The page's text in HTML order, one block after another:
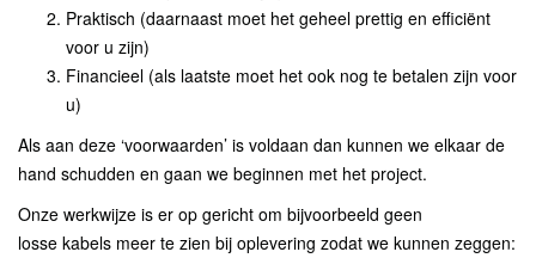
Praktisch (daarnaast moet het geheel prettig en efficiënt
voor u zijn)
Financieel (als laatste moet het ook nog te betalen zijn voor
u)
Als aan deze ‘voorwaarden’ is voldaan dan kunnen we elkaar de
hand schudden en gaan we beginnen met het project.
Onze werkwijze is er op gericht om bijvoorbeeld geen
losse kabels meer te zien bij oplevering zodat we kunnen zeggen: